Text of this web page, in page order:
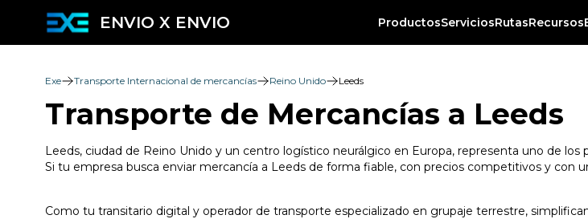
ENVIO X ENVIO ProductosServiciosRutasRecursos
Exe Transporte Internacional de mercancías Reino Unido Leeds
Transporte de Mercancías a Leeds
Leeds, ciudad de Reino Unido y un centro logístico neurálgico en Europa, representa uno de
Si tu empresa busca enviar mercancía a Leeds de forma fiable, con precios competitivos y con
Como tu transitario digital y operador de transporte especializado en grupaje terrestre,